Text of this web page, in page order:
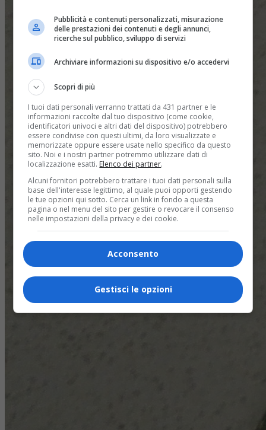
Pubblicità e contenuti personalizzati, misurazione
delle prestazioni dei contenuti e degli annunci,
ricerche sul pubblico, sviluppo di servizi
Archiviare informazioni su dispositivo e/o accedervi
Scopri di più
I tuoi dati personali verranno trattati da 431 partner e le
informazioni raccolte dal tuo dispositivo (come cookie,
identificatori univoci e altri dati del dispositivo) potrebbero
essere condivise con questi ultimi, da loro visualizzate e
memorizzate oppure essere usate nello specifico da questo
sito. Noi e i nostri partner potremmo utilizzare dati di
localizzazione esatti. Elenco dei partner.
Alcuni fornitori potrebbero trattare i tuoi dati personali sulla
base dell'interesse legittimo, al quale puoi opporti gestendo
le tue opzioni qui sotto. Cerca un link in fondo a questa
pagina o nel menu del sito per gestire o revocare il consenso
nelle impostazioni della privacy e dei cookie.
Acconsento
Gestisci le opzioni